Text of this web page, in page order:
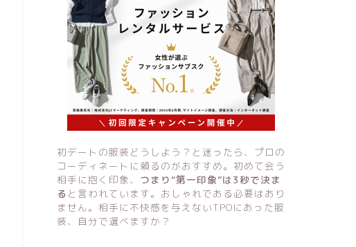
初デートの服装どうしよう？と迷ったら、プロの
コーディネートに頼るのがおすすめ。初めて会う
相手に抱く印象、 つまり“第一印象”は3秒で決ま
る と言われています。おしゃれである必要はあり
ません。相手に不快感を与えないTPOにあった服
装、自分で選べますか？